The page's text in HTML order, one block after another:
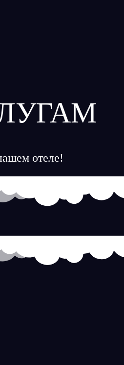
отеле!